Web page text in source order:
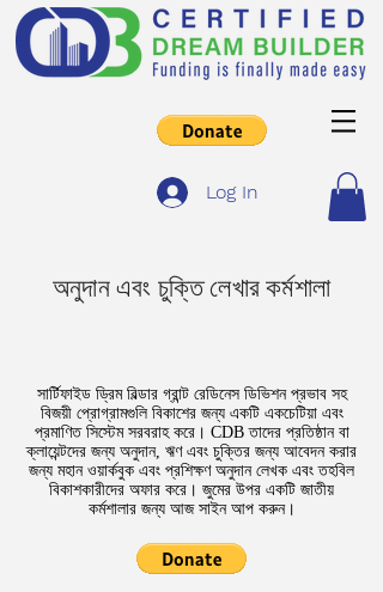
Log In
অনুদান এবং চুক্তি লেখার কর্মশালা
সার্টিফাইড ড্রিম বিল্ডার গ্রান্ট রেডিনেস ডিভিশন প্রভাব সহ
বিজয়ী প্রোগ্রামগুলি বিকাশের জন্য একটি একচেটিয়া এবং
প্রমাণিত সিস্টেম সরবরাহ করে। CDB তাদের প্রতিষ্ঠান বা
ক্লায়েন্টদের জন্য অনুদান, ঋণ এবং চুক্তির জন্য আবেদন করার
জন্য মহান ওয়ার্কবুক এবং প্রশিক্ষণ অনুদান লেখক এবং তহবিল
বিকাশকারীদের অফার করে। জুমের উপর একটি জাতীয়
কর্মশালার জন্য আজ সাইন আপ করুন।